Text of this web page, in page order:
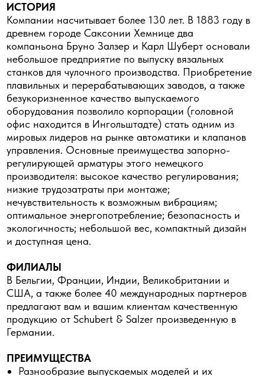
ИСТОРИЯ
Компании насчитывает более 130 лет. В 1883 году в
древнем городе Саксонии Хемнице два
компаньона Бруно Залзер и Карл Шуберт основали
небольшое предприятие по выпуску вязальных
станков для чулочного производства. Приобретение
плавильных и перерабатывающих заводов, а также
безукоризненное качество выпускаемого
оборудования позволило корпорации (головной
офис находится в Ингольштадте) стать одним из
мировых лидеров на рынке автоматики и клапанов
управления. Основные преимущества запорно-
регулирующей арматуры этого немецкого
производителя: высокое качество регулирования;
низкие трудозатраты при монтаже;
нечувствительность к возможным вибрациям;
оптимальное энергопотребление; безопасность и
экологичность; небольшой вес, компактный дизайн
и доступная цена.
ФИЛИАЛЫ
В Бельгии, Франции, Индии, Великобритании и
США, а также более 40 международных партнеров
предлагают вам и вашим клиентам качественную
продукцию от Schubert & Salzer произведенную в
Германии.
ПРЕИМУЩЕСТВА
Разнообразие выпускаемых моделей и их